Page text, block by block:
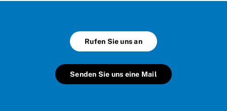
Rufen Sie uns an
Senden Sie uns eine Mail